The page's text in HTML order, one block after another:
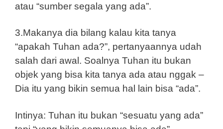
atau “sumber segala yang ada”.
3.Makanya dia bilang kalau kita tanya
“apakah Tuhan ada?”, pertanyaannya udah
salah dari awal. Soalnya Tuhan itu bukan
objek yang bisa kita tanya ada atau nggak –
Dia itu yang bikin semua hal lain bisa “ada”.
Intinya: Tuhan itu bukan “sesuatu yang ada”